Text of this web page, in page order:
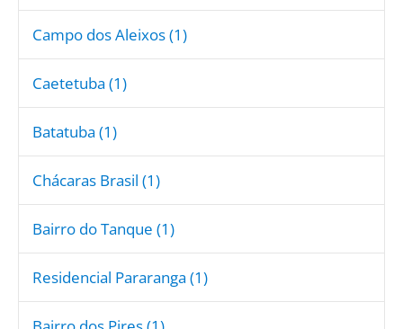
Campo dos Aleixos (1)
Caetetuba (1)
Batatuba (1)
Chácaras Brasil (1)
Bairro do Tanque (1)
Residencial Pararanga (1)